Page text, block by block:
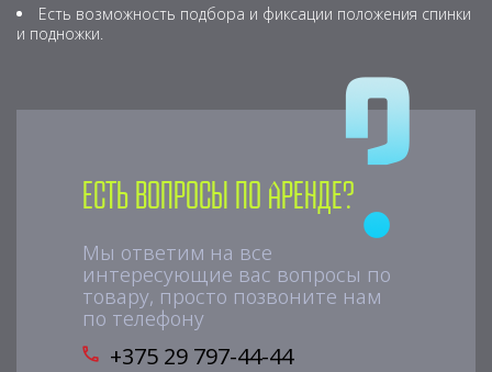
Есть возможность подбора и фиксации положения спинки
и подножки.
Есть вопросы по аренде?
Мы ответим на все
интересующие вас вопросы по
товару, просто позвоните нам
по телефону
+375 29 797-44-44